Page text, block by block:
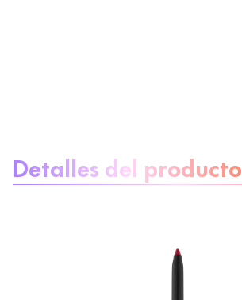
Detalles del producto